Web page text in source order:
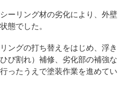
ーリング材の劣化により、外壁
態でした。
ングの打ち替えをはじめ、浮き
び割れ）補修、劣化部の補強な
ったうえで塗装作業を進めてい